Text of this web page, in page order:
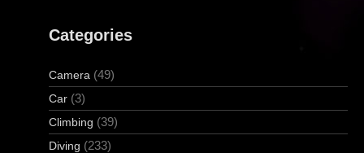
Categories
Camera (49)
Car (3)
Climbing (39)
Diving (233)